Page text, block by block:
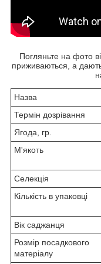
Погляньте на фото
приживаються, а
Назва
Термін дозрівання
Ягода, гр.
М'якоть
Селекція
Кількість в упаковці
Вік саджанця
Розмір посадкового
матеріалу